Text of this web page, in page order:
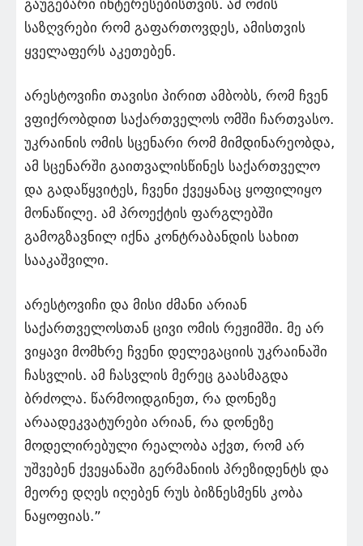
გაუგებარი ინტერესებისთვის. ამ ომის
საზღვრები რომ გაფართოვდეს, ამისთვის
ყველაფერს აკეთებენ.
არესტოვიჩი თავისი პირით ამბობს, რომ ჩვენ
ვფიქრობდით საქართველოს ომში ჩართვასო.
უკრაინის ომის სცენარი რომ მიმდინარეობდა,
ამ სცენარში გაითვალისწინეს საქართველო
და გადაწყვიტეს, ჩვენი ქვეყანაც ყოფილიყო
მონაწილე. ამ პროექტის ფარგლებში
გამოგზავნილ იქნა კონტრაბანდის სახით
სააკაშვილი.
არესტოვიჩი და მისი ძმანი არიან
საქართველოსთან ცივი ომის რეჟიმში. მე არ
ვიყავი მომხრე ჩვენი დელეგაციის უკრაინაში
ჩასვლის. ამ ჩასვლის მერეც გაასმაგდა
ბრძოლა. წარმოიდგინეთ, რა დონეზე
არაადეკვატურები არიან, რა დონეზე
მოდელირებული რეალობა აქვთ, რომ არ
უშვებენ ქვეყანაში გერმანიის პრეზიდენტს და
მეორე დღეს იღებენ რუს ბიზნესმენს კობა
ნაყოფიას.”